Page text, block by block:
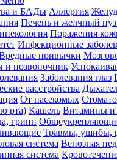
и БАДы Аллергия
Печень и желчный
Поражения
Инфекционные
привычки
и позвоночник
Заболевания глаз
расстройства
От насекомых
рта) Кашель Витамины и
грипп
Травмы, ушибы,
система Венозная
система